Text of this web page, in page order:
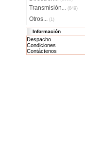
Transmisión... (849)
Otros... (1)
Información
Despacho
Condiciones
Contáctenos